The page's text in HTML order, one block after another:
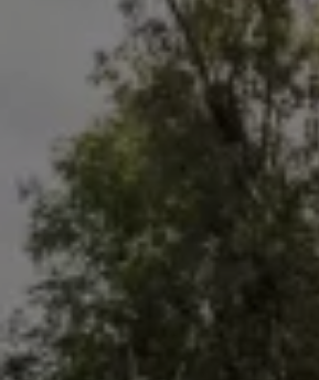
Volkswagen 3x3
Long Drive
Beneficios de
Accesorios y boutique
Accesorios por modelo
Volkswagen Collection
Catálogo de accesorios
Acerca de tu auto
Protección Volkswagen
Servicios de
Guía de indicadores
Llamado a revisión
Respaldo Volkswagen
Cobertura de robo de
Programa de lealtad FS
Experiencia VW